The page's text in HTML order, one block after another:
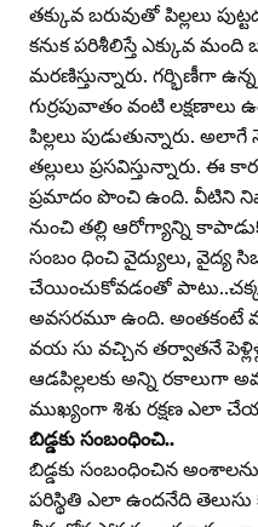
తక్కువ బరువుతో పిల్లలు
కనుక పరిశీలిస్తే ఎక్కువ మంది
మరణిస్తున్నారు. గర్భిణీగా
గుర్రపువాతం వంటి లక్షణాలు
పిల్లలు పుడుతున్నారు.
తల్లులు ప్రసవిస్తున్నారు.
ప్రమాదం పొంచి ఉంది. వీటిని
నుంచి తల్లి ఆరోగ్యాన్ని
సంబం ధించి వైద్యులు, వైద్య
చేయించుకోవడంతో
అవసరమూ ఉంది. అంతకంటే
వయ సు వచ్చిన తర్వాతనే
ఆడపిల్లలకు అన్ని రకాలుగా
ముఖ్యంగా శిశు రక్షణ ఎలా
బిడ్డకు సంబంధించి..
బిడ్డకు సంబంధించిన
పరిస్థితి ఎలా ఉందనేది